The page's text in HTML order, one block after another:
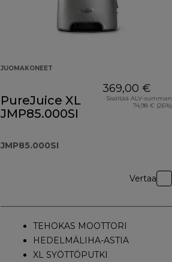
JUOMAKONEET
PureJuice XL
JMP85.000SI
JMP85.000SI
369,00 €
Sisältää ALV-summan
74,98 € (26%)
Vertaa
TEHOKAS MOOTTORI
HEDELMÄLIHA-ASTIA
XL SYÖTTÖPUTKI